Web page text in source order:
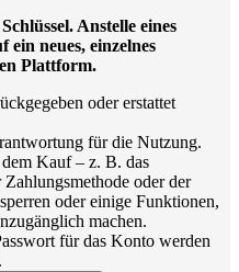
Anstelle eines
ein neues, einzelnes
Plattform.
oder erstattet
für die Nutzung.
Kauf – z. B. das
oder der
oder einige Funktionen,
machen.
für das Konto werden